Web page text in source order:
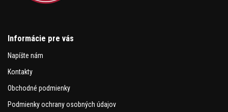
Informácie pre vás
Napíšte nám
Kontakty
Obchodné podmienky
Podmienky ochrany osobných údajov